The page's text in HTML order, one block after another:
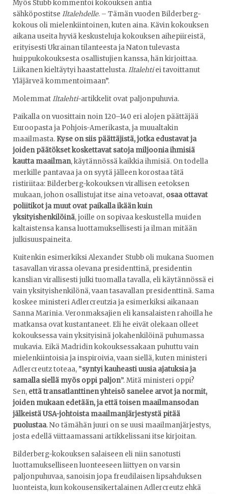
Myös Stubb kommentoi kokouksen antia
sähköpostitse Iltalehdelle. – Tämän vuoden Bilderberg-
kokous oli mielenkiintoinen, kuten aina. Kävin kokouksen
aikana useita hyviä keskusteluja kokouksen aihepiireistä,
erityisesti Ukrainan tilanteesta ja Naton tulevasta
huippukokouksesta osallistujien kanssa, hän kirjoittaa.
Liikanen kieltäytyi haastattelusta.Iltalehtiei tavoittanut
Yläjärveä kommentoimaan”.
MolemmatIltalehti-artikkelit ovat paljonpuhuvia.
Paikalla on vuosittain noin 120–140 eri alojen päättäjää
Euroopasta ja Pohjois-Amerikasta, ja muualtakin
maailmasta. Kyse on siis päättäjistä, jotka edustavat ja
joiden päätökset koskettavat satoja miljoonia ihmisiä
kautta maailman, käytännössä kaikkia ihmisiä. On todella
merkille pantavaa ja on syytä jälleen korostaa tätä
ristiriitaa: Bilderberg-kokouksen virallisen eetoksen
mukaan, johon osallistujat itse aina vetoavat, osaa ottavat
poliitikot ja muut ovat paikalla ikään kuin
yksityishenkilöinä, joille on sopivaa keskustella muiden
kaltaistensa kansa luottamuksellisesti ja ilman mitään
julkisuuspaineita.
Kuitenkin esimerkiksi Alexander Stubb oli mukana Suomen
tasavallan virassa olevana presidenttinä, presidentin
kanslian virallisesti julki tuomalla tavalla, eli käytännössä ei
vain yksityishenkilönä, vaan tasavallan presidenttinä. Sama
koskee ministeri Adlercreutzia ja esimerkiksi aikanaan
Sanna Marinia. Veronmaksajien eli kansalaisten rahoilla he
matkansa ovat kustantaneet. Eli he eivät olekaan olleet
kokouksessa vain yksityisinä jokahenkilöinä puhumassa
mukavia. Eikä Madridin kokouksessakaan puhuttu vain
mielenkiintoisia ja inspiroivia, vaan siellä, kuten ministeri
Adlercreutz toteaa, ”syntyi kauheasti uusia ajatuksia ja
samalla siellä myös oppi paljon”. Mitä ministeri oppi?
Sen, että transatlanttinen yhteisö sanelee arvot ja normit,
joiden mukaan edetään, ja että toisen maailmansodan
jälkeistä USA-johtoista maailmanjärjestystä pitää
puolustaa. No tämähän juuri on se uusi maailmanjärjestys,
josta edellä viittaamassani artikkelissani itse kirjoitan.
Bilderberg-kokouksen salaiseen eli niin sanotusti
luottamukselliseen luonteeseen liittyen on varsin
paljonpuhuvaa, sanoisin jopa freudilaisen lipsahduksen
luonteista, kun kokousensikertalainen Adlercreutz ehkä